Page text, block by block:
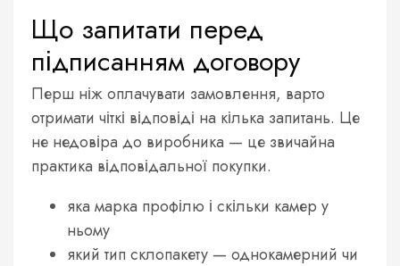
Що запитати перед
підписанням договору
Перш ніж оплачувати замовлення, варто
отримати чіткі відповіді на кілька запитань. Це
не недовіра до виробника — це звичайна
практика відповідальної покупки.
яка марка профілю і скільки камер у
ньому
який тип склопакету — однокамерний чи